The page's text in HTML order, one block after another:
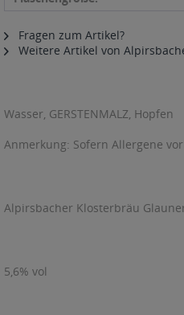
Fragen zum Artikel?
Weitere Artikel von
Wasser, GERSTENMALZ, Hopfen
Anmerkung: Sofern Allergene
Alpirsbacher Klosterbräu
5,6% vol